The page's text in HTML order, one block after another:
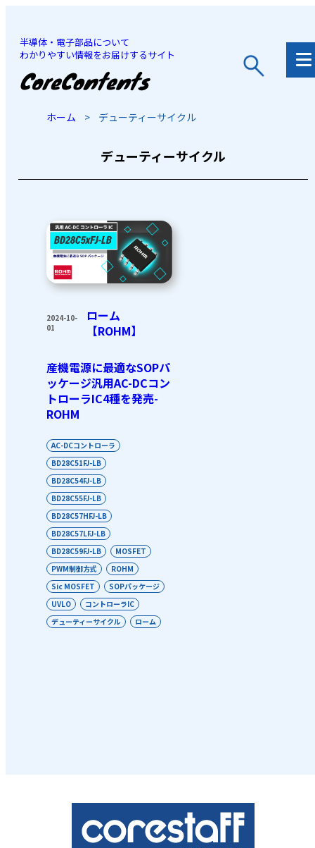
半導体・電子部品について
わかりやすい情報をお届けするサイト
JP
ホーム > デューティーサイクル
デューティーサイクル
2024-10-
01
ローム
【ROHM】
産機電源に最適なSOPパ
ッケージ汎用AC-DCコン
トローラIC4種を発売-
ROHM
AC-DCコントローラ
BD28C51FJ-LB
BD28C54FJ-LB
BD28C55FJ-LB
BD28C57HFJ-LB
BD28C57LFJ-LB
BD28C59FJ-LB
MOSFET
PWM制御方式
ROHM
Sic MOSFET
SOPパッケージ
UVLO
コントローラIC
デューティーサイクル
ローム